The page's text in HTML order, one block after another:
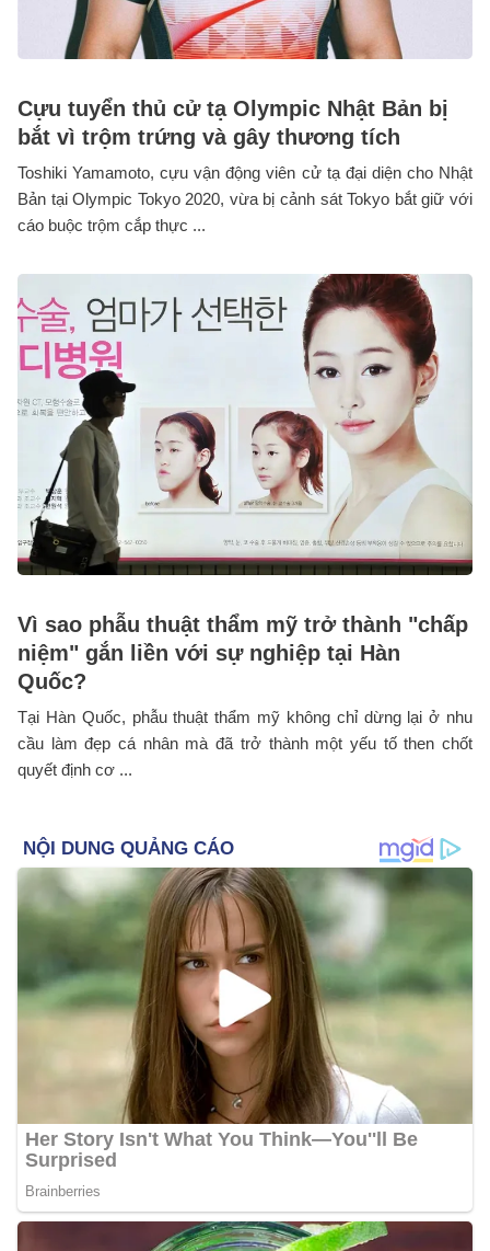
Cựu tuyển thủ cử tạ Olympic Nhật Bản bị
bắt vì trộm trứng và gây thương tích
Toshiki Yamamoto, cựu vận động viên cử tạ đại diện cho Nhật
Bản tại Olympic Tokyo 2020, vừa bị cảnh sát Tokyo bắt giữ với
cáo buộc trộm cắp thực ...
Vì sao phẫu thuật thẩm mỹ trở thành "chấp
niệm" gắn liền với sự nghiệp tại Hàn
Quốc?
Tại Hàn Quốc, phẫu thuật thẩm mỹ không chỉ dừng lại ở nhu
cầu làm đẹp cá nhân mà đã trở thành một yếu tố then chốt
quyết định cơ ...